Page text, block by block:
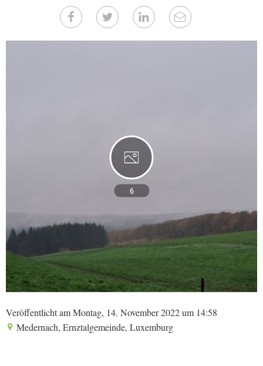
6
Veröffentlicht am Montag, 14. November 2022 um 14:58
Medernach, Ernztalgemeinde, Luxemburg